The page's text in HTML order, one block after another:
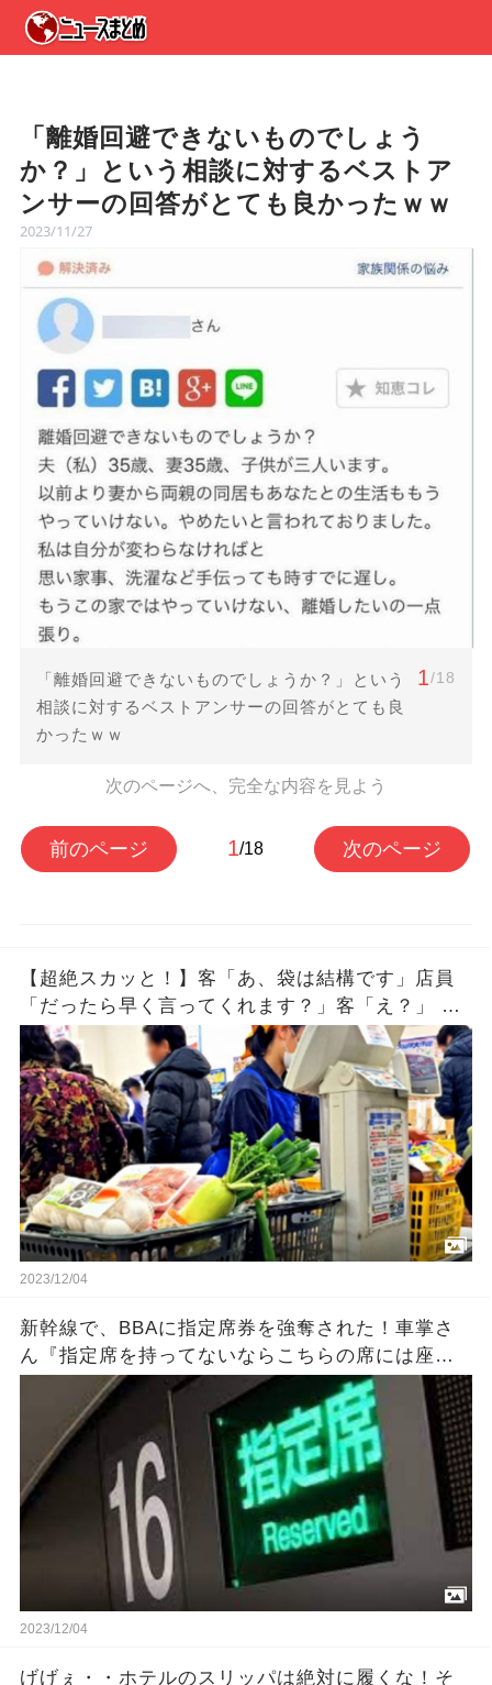
「離婚回避できないものでしょう
か？」という相談に対するベストア
ンサーの回答がとても良かったｗｗ
2023/11/27
「離婚回避できないものでしょうか？」という
相談に対するベストアンサーの回答がとても良
かったｗｗ
1/18
次のページへ、完全な内容を見よう
前のページ 1/18 次のページ
【超絶スカッと！】客「あ、袋は結構です」店員
「だったら早く言ってくれます？」客「え？」 店
員「（袋を雑にしまう）」 →それを見た客が…
2023/12/04
新幹線で、BBAに指定席券を強奪された！車掌さ
ん『指定席を持ってないならこちらの席には座ら
ないで』私「へ？今この人に奪われたんですけ
ど？」→結果・・・
2023/12/04
げげぇ・・ホテルのスリッパは絶対に履くな！そ